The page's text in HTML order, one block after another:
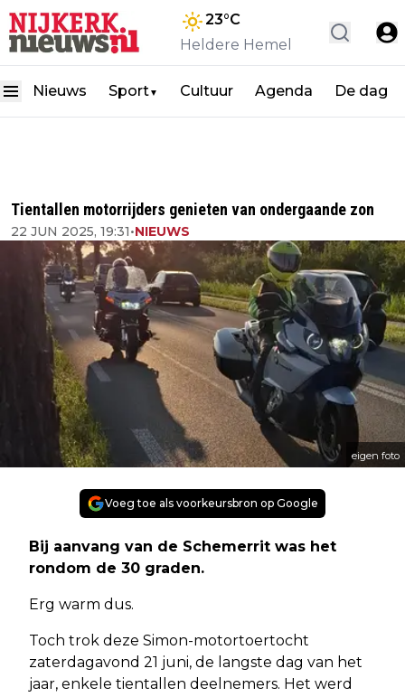
23°C
Heldere Hemel
Nieuws Sport▼ Cultuur Agenda De dag
Tientallen motorrijders genieten van ondergaande zon
22 JUN 2025, 19:31•NIEUWS
eigen foto
Voeg toe als voorkeursbron op Google
Bij aanvang van de Schemerrit was het
rondom de 30 graden.
Erg warm dus.
Toch trok deze Simon-motortoertocht
zaterdagavond 21 juni, de langste dag van het
jaar, enkele tientallen deelnemers. Het werd